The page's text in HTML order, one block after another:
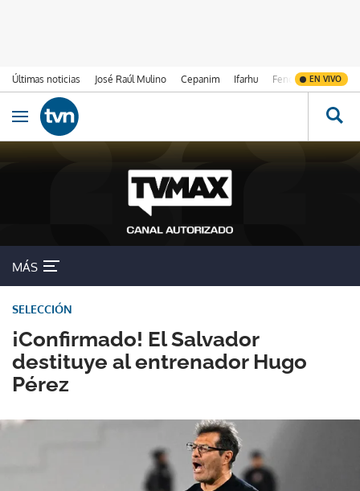
Últimas noticias José Raúl Mulino Cepanim Ifarhu Fenómeno de El
EN VIVO
Ir al contenido
Obrir navegació
MÁS
¡Confirmado! El Salvador
destituye al entrenador Hugo
Pérez
SELECCIÓN